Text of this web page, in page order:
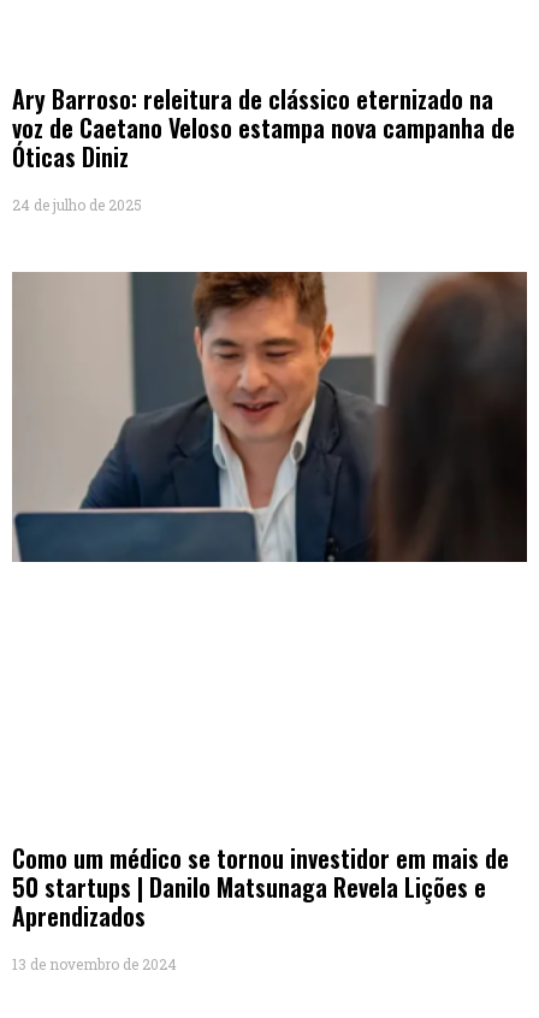
Ary Barroso: releitura de clássico eternizado na
voz de Caetano Veloso estampa nova campanha de
Óticas Diniz
24 de julho de 2025
Como um médico se tornou investidor em mais de
50 startups | Danilo Matsunaga Revela Lições e
Aprendizados
13 de novembro de 2024